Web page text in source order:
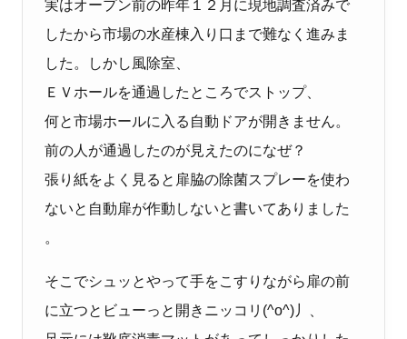
実はオープン前の昨年１２月に現地調査済みで
したから市場の水産棟入り口まで難なく進みま
した。しかし風除室、
ＥＶホールを通過したところでストップ、
何と市場ホールに入る自動ドアが開きません。
前の人が通過したのが見えたのになぜ？
張り紙をよく見ると扉脇の除菌スプレーを使わ
ないと自動扉が作動しないと書いてありました
。
そこでシュッとやって手をこすりながら扉の前
に立つとビューっと開きニッコリ (^o^) 丿、